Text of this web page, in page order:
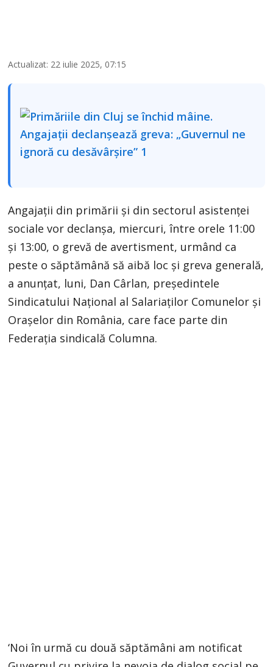
Actualizat: 22 iulie 2025, 07:15
Angajații din primării și din sectorul asistenței
sociale vor declanșa, miercuri, între orele 11:00
și 13:00, o grevă de avertisment, urmând ca
peste o săptămână să aibă loc și greva generală,
a anunțat, luni, Dan Cârlan, președintele
Sindicatului Național al Salariaților Comunelor și
Orașelor din România, care face parte din
Federația sindicală Columna.
‘Noi în urmă cu două săptămâni am notificat